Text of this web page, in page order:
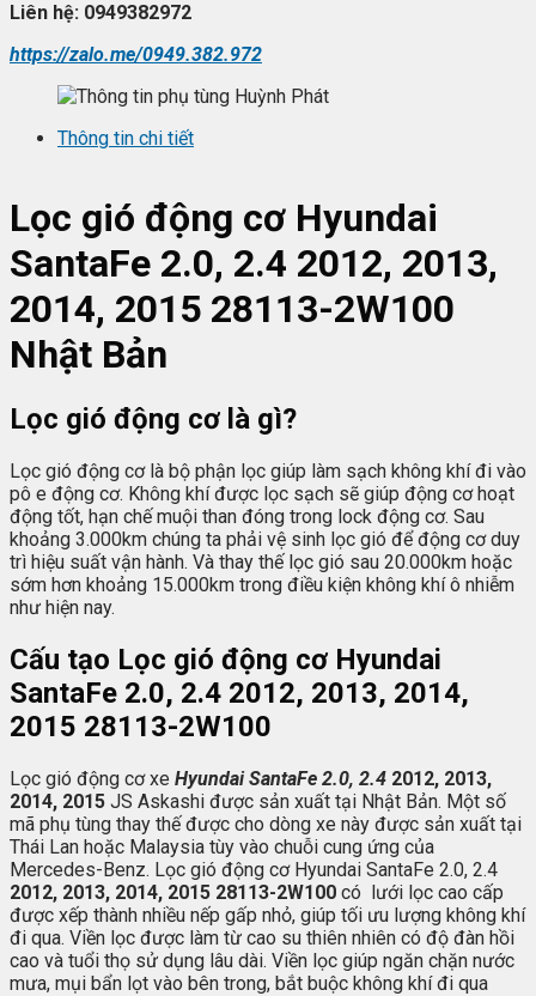
Liên hệ: 0949382972
https://zalo.me/0949.382.972
Thông tin chi tiết
Lọc gió động cơ Hyundai
SantaFe 2.0, 2.4 2012, 2013,
2014, 2015 28113-2W100
Nhật Bản
Lọc gió động cơ là gì?
Lọc gió động cơ là bộ phận lọc giúp làm sạch không khí đi vào
pô e động cơ. Không khí được lọc sạch sẽ giúp động cơ hoạt
động tốt, hạn chế muội than đóng trong lock động cơ. Sau
khoảng 3.000km chúng ta phải vệ sinh lọc gió để động cơ duy
trì hiệu suất vận hành. Và thay thế lọc gió sau 20.000km hoặc
sớm hơn khoảng 15.000km trong điều kiện không khí ô nhiễm
như hiện nay.
Cấu tạo Lọc gió động cơ Hyundai
SantaFe 2.0, 2.4 2012, 2013, 2014,
2015 28113-2W100
Lọc gió động cơ xe Hyundai SantaFe 2.0, 2.4 2012, 2013,
2014, 2015 JS Askashi được sản xuất tại Nhật Bản. Một số
mã phụ tùng thay thế được cho dòng xe này được sản xuất tại
Thái Lan hoặc Malaysia tùy vào chuỗi cung ứng của
Mercedes-Benz. Lọc gió động cơ Hyundai SantaFe 2.0, 2.4
2012, 2013, 2014, 2015 28113-2W100 có lưới lọc cao cấp
được xếp thành nhiều nếp gấp nhỏ, giúp tối ưu lượng không khí
đi qua. Viền lọc được làm từ cao su thiên nhiên có độ đàn hồi
cao và tuổi thọ sử dụng lâu dài. Viền lọc giúp ngăn chặn nước
mưa, mụi bẩn lọt vào bên trong, bắt buộc không khí đi qua